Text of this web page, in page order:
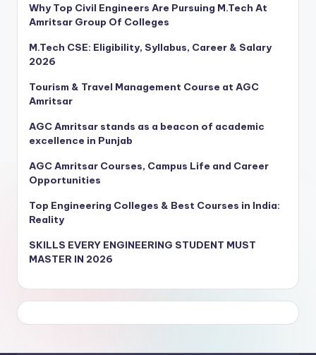
Why Top Civil Engineers Are Pursuing M.Tech At
Amritsar Group Of Colleges
M.Tech CSE: Eligibility, Syllabus, Career & Salary
2026
Tourism & Travel Management Course at AGC
Amritsar
AGC Amritsar stands as a beacon of academic
excellence in Punjab
AGC Amritsar Courses, Campus Life and Career
Opportunities
Top Engineering Colleges & Best Courses in India:
Reality
SKILLS EVERY ENGINEERING STUDENT MUST
MASTER IN 2026